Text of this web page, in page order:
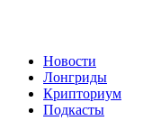
Новости
Лонгриды
Крипториум
Подкасты